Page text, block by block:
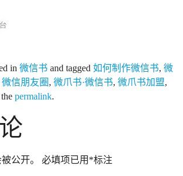
in 微信书 and tagged 如何制作微信书, 微
微信朋友圈 , 微爪书·微信书, 微爪书加盟,
permalink.
公开。 必填项已用 *标注